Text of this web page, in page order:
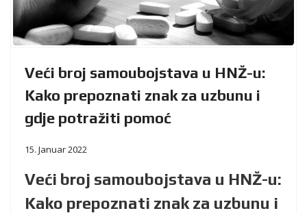
Veći broj samoubojstava u HNŽ-u:
Kako prepoznati znak za uzbunu i
gdje potražiti pomoć
15. Januar 2022
Veći broj samoubojstava u HNŽ-u:
Kako prepoznati znak za uzbunu i